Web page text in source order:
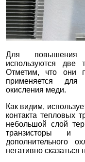
Для повышения
используются
Отметим, что они
применяется
окисления меди.
Как видим,
контакта тепловых
небольшой слой
транзисторы и
дополнительного
негативно